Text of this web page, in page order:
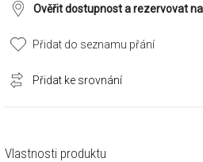
Ověřit dostupnost a rezervovat
Přidat do seznamu přání
Přidat ke srovnání
Vlastnosti produktu